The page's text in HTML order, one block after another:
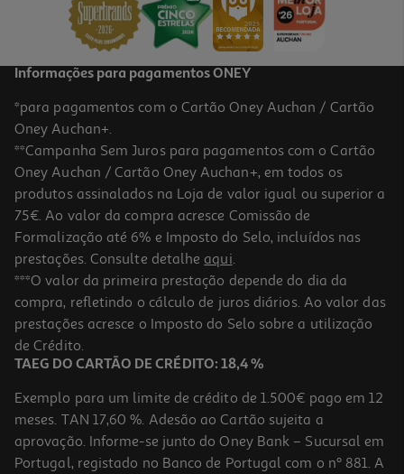
Set 2 Copos Stitch
18.99 €/un
18,99 €
Informações para pagamentos ONEY
*para pagamentos com o Cartão Oney Auchan / Cartão
Oney Auchan+.
**Campanha Sem Juros para pagamentos com o Cartão
Oney Auchan / Cartão Oney Auchan+, em todos os
produtos assinalados na Loja de valor igual ou superior a
75€. Ao valor da compra acresce Comissão de
Formalização até 6% e Imposto do Selo, incluídos nas
prestações. Consulte detalhe aqui.
***O valor da primeira prestação depende do dia da
compra, refletindo o cálculo de juros diários. Ao valor das
prestações acresce o Imposto do Selo sobre a utilização
de Crédito.
TAEG DO CARTÃO DE CRÉDITO: 18,4 %
Exemplo para um limite de crédito de 1.500€ pago em 12
meses. TAN 17,60 %. Adesão ao Cartão sujeita a
aprovação. Informe-se junto do Oney Bank – Sucursal em
Portugal, registado no Banco de Portugal com o nº 881. A